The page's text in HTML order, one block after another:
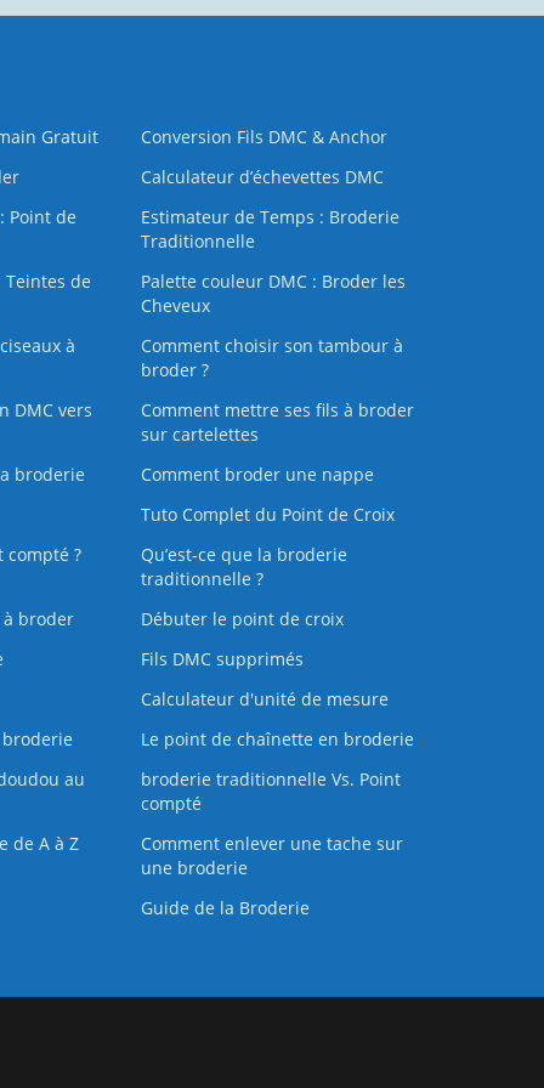
Gratuit
Conversion Fils DMC & Anchor
Calculateur d’échevettes DMC
Point de
Estimateur de Temps : Broderie
Traditionnelle
Teintes de
Palette couleur DMC : Broder les
Cheveux
à
Comment choisir son tambour à
broder ?
DMC vers
Comment mettre ses fils à broder
sur cartelettes
broderie
Comment broder une nappe
Tuto Complet du Point de Croix
compté ?
Qu’est-ce que la broderie
traditionnelle ?
broder
Débuter le point de croix
Fils DMC supprimés
Calculateur d'unité de mesure
Le point de chaînette en broderie
au
broderie traditionnelle Vs. Point
compté
de A à Z
Comment enlever une tache sur
une broderie
Guide de la Broderie